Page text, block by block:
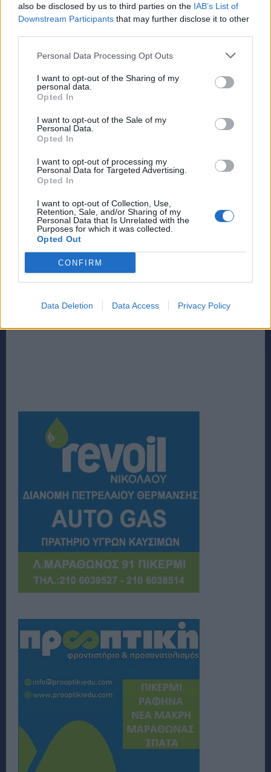
also be disclosed by us to third parties on the IAB’s List of
Downstream Participants that may further disclose it to other
Personal Data Processing Opt Outs
I want to opt-out of the Sharing of my
personal data.
Opted In
I want to opt-out of the Sale of my
Personal Data.
Opted In
I want to opt-out of processing my
Personal Data for Targeted Advertising.
Opted In
I want to opt-out of Collection, Use,
Retention, Sale, and/or Sharing of my
Personal Data that Is Unrelated with the
Purposes for which it was collected.
Opted Out
CONFIRM
Data Deletion Data Access Privacy Policy